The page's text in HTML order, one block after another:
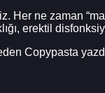
Her ne zaman
erektil
Copypasta